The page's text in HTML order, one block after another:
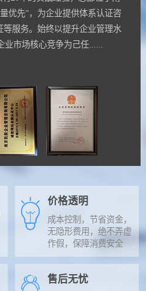
优先”，为企业提供体系认证咨
服务。始终以提升企业管理水
业市场核心竞争为己任......
价格透明
成本控制，节省资金，
无隐形费用，绝不弄虚
作假，保障消费安全
售后无忧